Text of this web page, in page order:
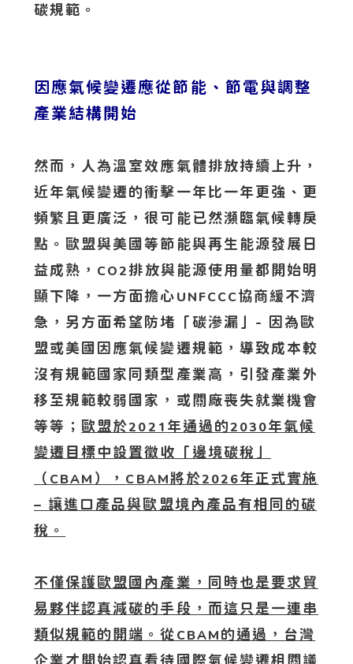
碳規範。
因應氣候變遷應從節能、節電與調整
產業結構開始
然而，人為溫室效應氣體排放持續上升，
近年氣候變遷的衝擊一年比一年更強、更
頻繁且更廣泛，很可能已然瀕臨氣候轉戾
點。歐盟與美國等節能與再生能源發展日
益成熟， CO2排放與能源使用量都開始明
顯下降，一方面擔心 UNFCCC協商緩不濟
急，另方面希望防堵「碳滲漏」- 因為歐
盟或美國因應氣候變遷規範，導致成本較
沒有規範國家同類型產業高，引發產業外
移至規範較弱國家，或關廠喪失就業機會
等等；歐盟於2021 年通過的2030年氣候
變遷目標中設置徵收「邊境碳稅」
（ CBAM ）， CBAM將於2026年正式實施
– 讓進口產品與歐盟境內產品有相同的碳
稅。
不僅保護歐盟國內產業，同時也是要求貿
易夥伴認真減碳的手段，而這只是一連串
類似規範的開端。從 CBAM 的通過，台灣
企業才開始認真看待國際氣候變遷相關議